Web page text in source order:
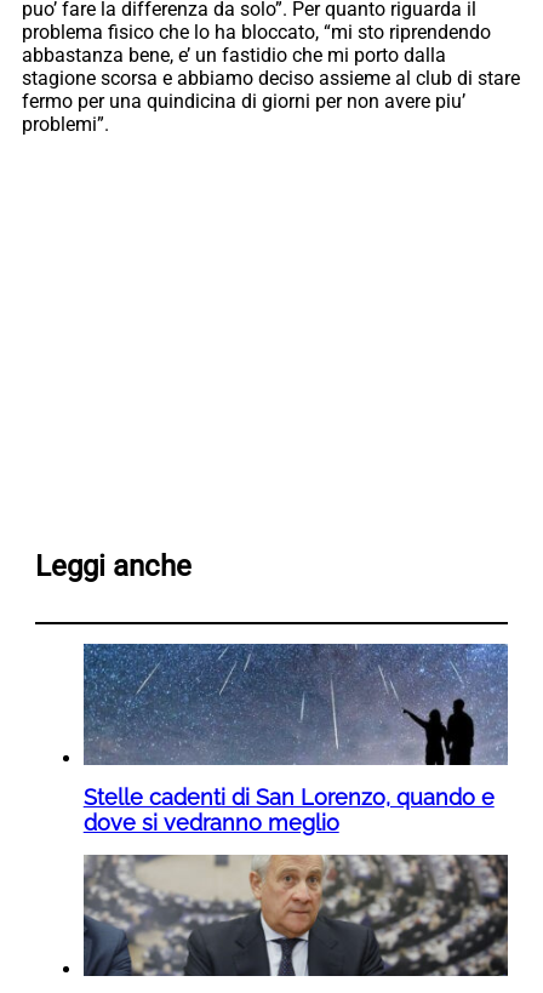
puo’ fare la differenza da solo”. Per quanto riguarda il
problema fisico che lo ha bloccato, “mi sto riprendendo
abbastanza bene, e’ un fastidio che mi porto dalla
stagione scorsa e abbiamo deciso assieme al club di stare
fermo per una quindicina di giorni per non avere piu’
problemi”.
Leggi anche
Stelle cadenti di San Lorenzo, quando e
dove si vedranno meglio